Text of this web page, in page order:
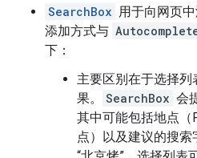
SearchBox 用于向网页
添加方式与
下：
主要区别在于选择
果。
SearchBox 会
其中可能包括地点
点）以及建议的搜